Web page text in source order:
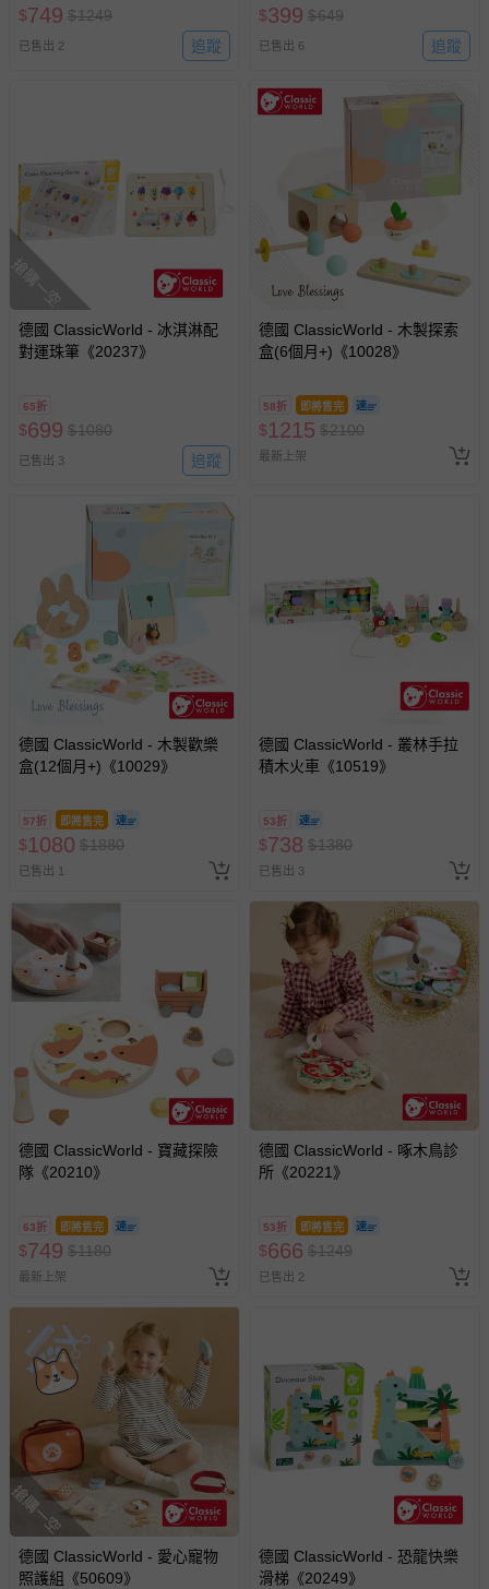
$749 $1249
已售出 2 追蹤
$399 $649
已售出 6 追蹤
搶購一空
德國 ClassicWorld - 冰淇淋配
對運珠筆《20237》
65折
$699 $1080
已售出 3 追蹤
德國 ClassicWorld - 木製探索
盒(6個月+)《10028》
58折 即將售完
$1215 $2100
最新上架
德國 ClassicWorld - 木製歡樂
盒(12個月+)《10029》
57折 即將售完
$1080 $1880
已售出 1
德國 ClassicWorld - 叢林手拉
積木火車《10519》
53折
$738 $1380
已售出 3
德國 ClassicWorld - 寶藏探險
隊《20210》
63折 即將售完
$749 $1180
最新上架
德國 ClassicWorld - 啄木鳥診
所《20221》
53折 即將售完
$666 $1249
已售出 2
搶購一空
德國 ClassicWorld - 愛心寵物
照護組《50609》
德國 ClassicWorld - 恐龍快樂
滑梯《20249》